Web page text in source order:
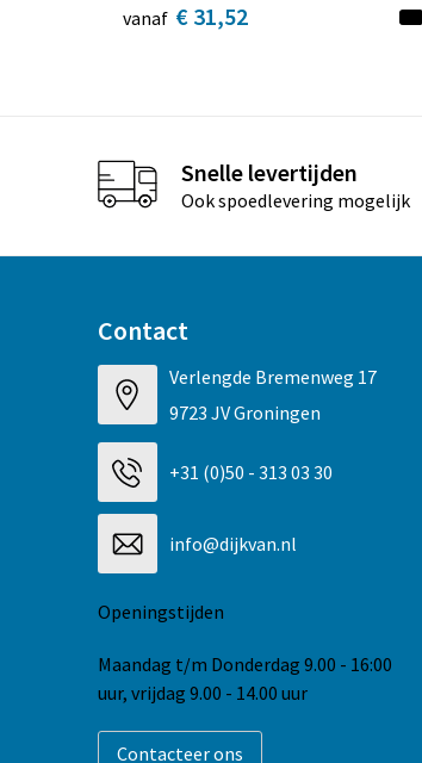
vanaf € 31,52
Snelle levertijden
Ook spoedlevering mogelijk
Contact
Verlengde Bremenweg 17
9723 JV Groningen
+31 (0)50 - 313 03 30
info@dijkvan.nl
Openingstijden
Maandag t/m Donderdag 9.00 - 16:00
uur, vrijdag 9.00 - 14.00 uur
Contacteer ons